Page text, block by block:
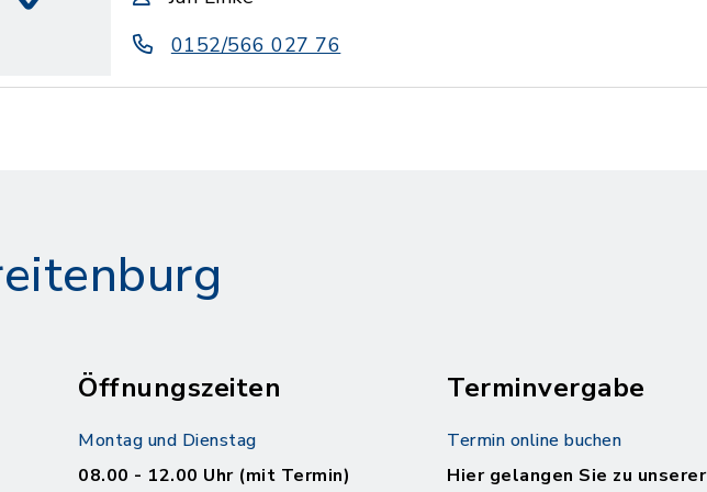
0152/566 027 76
Öffnungszeiten
Montag und Dienstag
08.00 - 12.00 Uhr (mit Termin)
Terminvergabe
Termin online buchen
Hier gelangen Sie zu unserer